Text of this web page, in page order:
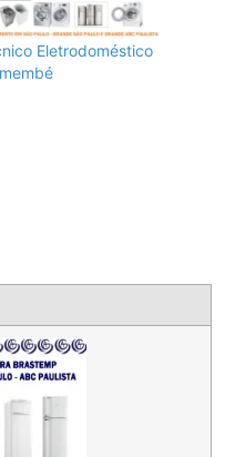
Eletrodoméstico